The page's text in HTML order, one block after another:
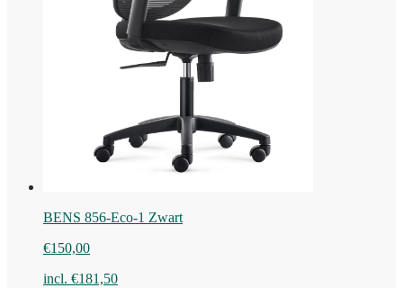
BENS 856-Eco-1 Zwart
€150,00
incl. €181,50